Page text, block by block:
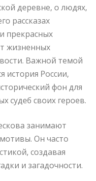
деревне, о людях,
рассказах
прекрасных
жизненных
Важной темой
история России,
фон для
судеб своих героев.
занимают
Он часто
создавая
и загадочности.